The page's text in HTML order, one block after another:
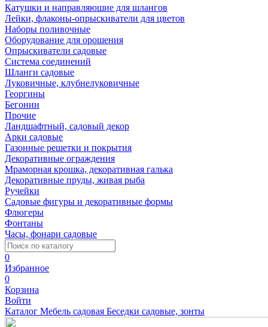
Катушки и направляюшие для шлангов
Лейки, флаконы-опрыскиватели для цветов
Наборы поливочные
Оборудование для орошения
Опрыскиватели садовые
Система соединений
Шланги садовые
Луковичные, клубнелуковичные
Георгины
Бегонии
Прочие
Ландшафтный, садовый декор
Арки садовые
Газонные решетки и покрытия
Декоративные ограждения
Мраморная крошка, декоративная галька
Декоративные пруды, живая рыба
Ручейки
Садовые фигуры и декоративные формы
Флюгеры
Фонтаны
Часы, фонари садовые
0
Избранное
0
Корзина
Войти
Каталог Мебель садовая Беседки садовые, зонты